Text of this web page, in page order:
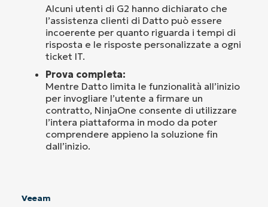
Alcuni utenti di G2 hanno dichiarato che
l’assistenza clienti di Datto può essere
incoerente per quanto riguarda i tempi di
risposta e le risposte personalizzate a ogni
ticket IT.
Prova completa:
Mentre Datto limita le funzionalità all’inizio
per invogliare l’utente a firmare un
contratto, NinjaOne consente di utilizzare
l’intera piattaforma in modo da poter
comprendere appieno la soluzione fin
dall’inizio.
Veeam